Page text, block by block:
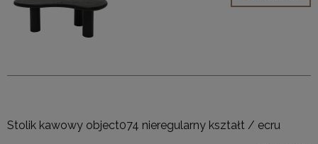
Stolik kawowy object074 nieregularny kształt / ecru